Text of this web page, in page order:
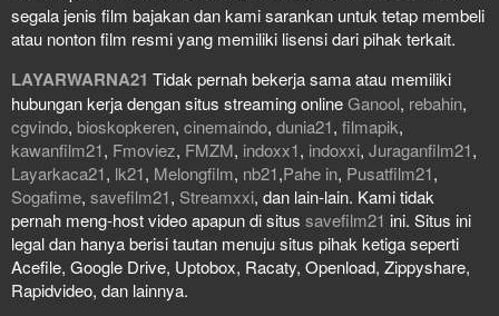
segala jenis film bajakan dan kami sarankan untuk tetap membeli
atau nonton film resmi yang memiliki lisensi dari pihak terkait.
LAYARWARNA21 Tidak pernah bekerja sama atau memiliki
hubungan kerja dengan situs streaming onlineGanool, rebahin,
cgvindo, bioskopkeren, cinemaindo, dunia21, filmapik,
kawanfilm21, Fmoviez, FMZM, indoxx1, indoxxi, Juraganfilm21,
Layarkaca21, lk21, Melongfilm, nb21,Pahe in, Pusatfilm21,
Sogafime, savefilm21, Streamxxi, dan lain-lain. Kami tidak
pernah meng-host video apapun di situs savefilm21 ini. Situs ini
legal dan hanya berisi tautan menuju situs pihak ketiga seperti
Acefile, Google Drive, Uptobox, Racaty, Openload, Zippyshare,
Rapidvideo, dan lainnya.